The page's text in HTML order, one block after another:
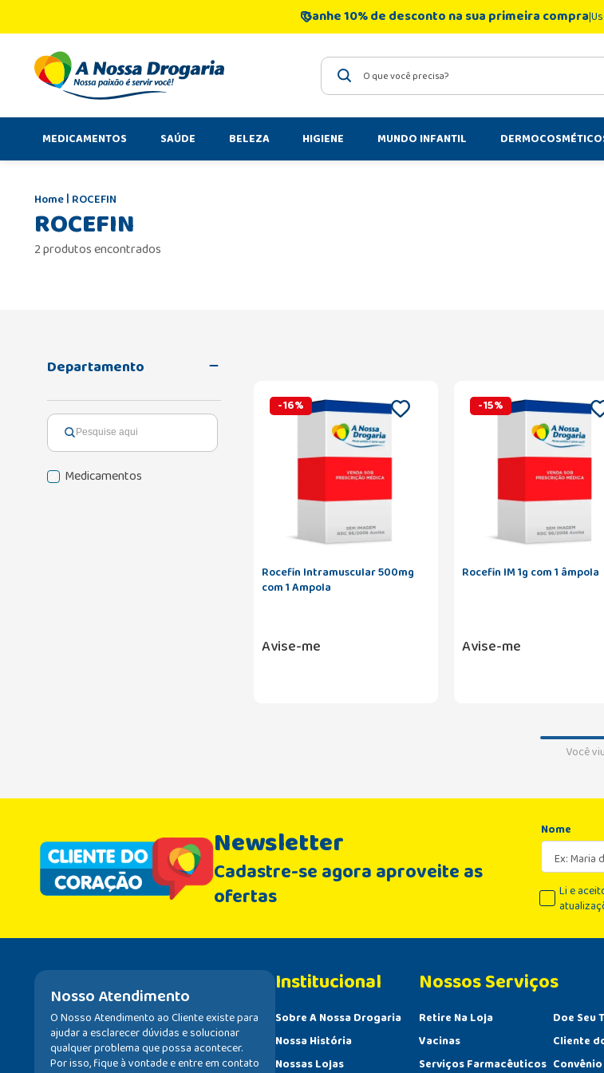
Ganhe 10% de desconto na sua primeira compra
O que você precisa?
MEDICAMENTOS SAÚDE BELEZA HIGIENE MUNDO INFANTIL
ROCEFIN
ROCEFIN
2 produtos encontrados
Departamento
Medicamentos
-16%
Rocefin Intramuscular 500mg
com 1 Ampola
Avise-me
-15%
Rocefin IM 1g com 1 âmpola
Avise-me
Você
Newsletter
Cadastre-se agora aproveite as
ofertas
Nome
Li e
Nosso Atendimento
O Nosso Atendimento ao Cliente existe para
ajudar a esclarecer dúvidas e solucionar
qualquer problema que possa acontecer.
Por isso, fique à vontade e entre em contato
Institucional
Sobre A Nossa Drogaria
Nossa História
Nossas Lojas
Retire Na Loja
Vacinas
Serviços Farmacêuticos
Doe Seu
Cliente